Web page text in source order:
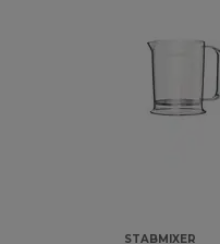
STABMIXER